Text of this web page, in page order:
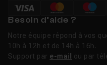
Besoin d’aide ?
Notre équipe répond à vos
10h à 12h et de 14h à 16h.
Support par e-mail ou par